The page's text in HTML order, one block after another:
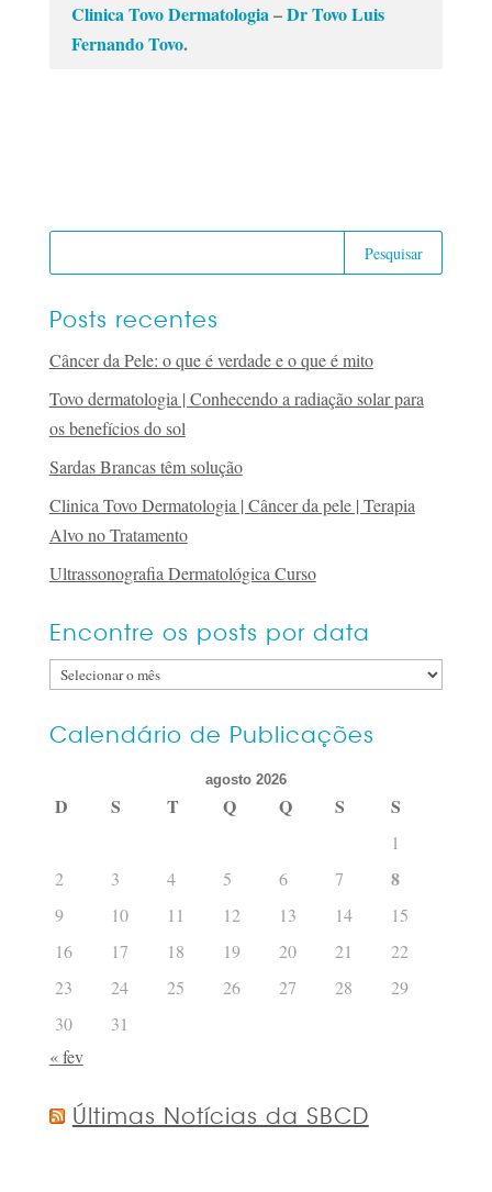
Clinica Tovo Dermatologia–Dr Tovo Luis
Fernando Tovo.
Posts recentes
Câncer da Pele: o que é verdade e o que é mito
Tovo dermatologia | Conhecendo a radiação solar para
os benefícios do sol
Sardas Brancas têm solução
Clinica Tovo Dermatologia | Câncer da pele | Terapia
Alvo no Tratamento
Ultrassonografia Dermatológica Curso
Encontre os posts por data
Encontre
posts
Calendário de Publicações
agosto 2026
D S T Q Q S S
1
2
3 4 5 6 7 8
9 10 11 12 13 14
15
16
17 18 19 20 21
22
23
24 25 26 27 28
29
30
31
« fev
Últimas Notícias da SBCD